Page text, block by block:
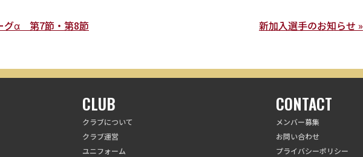
グα 第7節・第8節 新加入選手のお知らせ »
CLUB
クラブについて
クラブ運営
ユニフォーム
CONTACT
メンバー募集
お問い合わせ
プライバシーポリシー